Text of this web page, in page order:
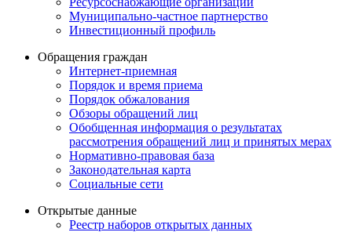
Муниципально-частное партнерство
Инвестиционный профиль
Обращения граждан
Интернет-приемная
Порядок и время приема
Порядок обжалования
Обзоры обращений лиц
Обобщенная информация о результатах
рассмотрения обращений лиц и принятых мерах
Нормативно-правовая база
Законодательная карта
Социальные сети
Открытые данные
Реестр наборов открытых данных